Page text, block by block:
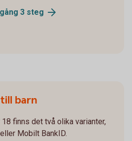
3 steg
barn
finns det två olika varianter,
Mobilt BankID.